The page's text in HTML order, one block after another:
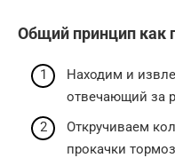
Общий принцип как
Находим и
отвечающий за
Откручиваем
прокачки